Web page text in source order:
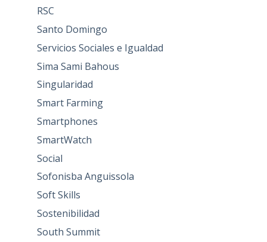
RSC
Santo Domingo
Servicios Sociales e Igualdad
Sima Sami Bahous
Singularidad
Smart Farming
Smartphones
SmartWatch
Social
Sofonisba Anguissola
Soft Skills
Sostenibilidad
South Summit